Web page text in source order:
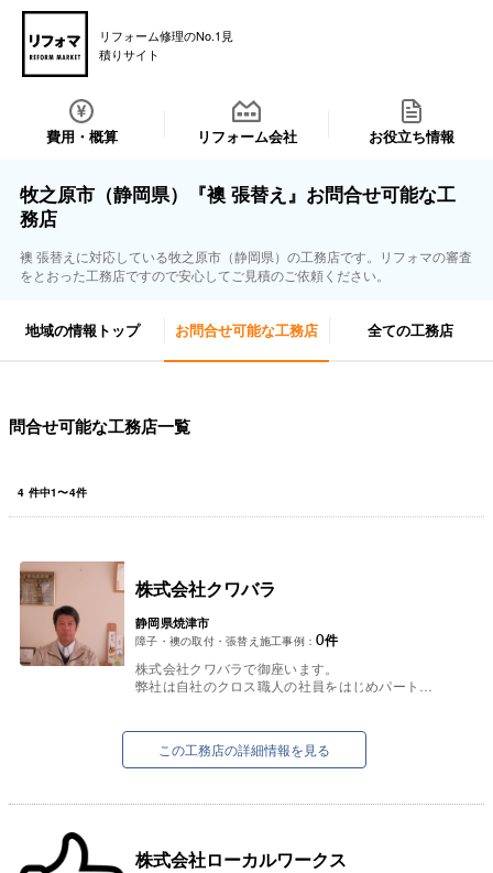
リフォーム修理のNo.1見
積りサイト
費用・概算 リフォーム会社 お役立ち情報
牧之原市（静岡県）『襖 張替え』お問合せ可能な工
務店
襖 張替えに対応している牧之原市（静岡県）の工務店です。リフォマの審査
をとおった工務店ですので安心してご見積のご依頼ください。
地域の情報トップ お問合せ可能な工務店 全ての工務店
問合せ可能な工務店一覧
4 件中1〜4件
株式会社クワバラ
静岡県焼津市
障子・襖の取付・張替え施工事例： 0件
株式会社クワバラで御座います。
弊社は自社のクロス職人の社員をはじめパートナ
賃貸物件（マンション・アパート...
この工務店の詳細情報を見る
株式会社ローカルワークス